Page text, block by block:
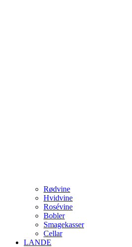
Rødvine
Hvidvine
Rosévine
Bobler
Smagekasser
Cellar
LANDE